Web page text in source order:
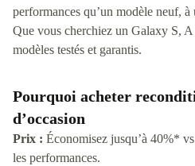
performances qu’un modèle neuf,
Que vous cherchiez un Galaxy S,
modèles testés et garantis.
Pourquoi acheter
d’occasion
Prix : Économisez jusqu’à 40%*
les performances.